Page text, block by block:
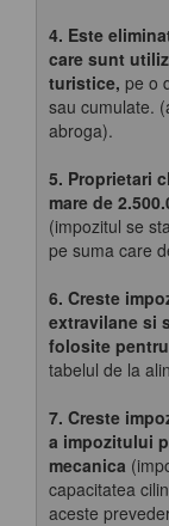
4. Este
care sunt
turistice, pe o
sau cumulate.
abroga).
5. Proprietari
mare de
(impozitul se
pe suma care
6. Creste
extravilane si
folosite
tabelul de la
7. Creste
a impozitului
mecanica
capacitatea
aceste